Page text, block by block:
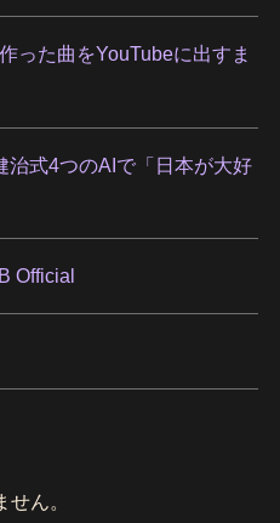
った曲をYouTubeに出すま
治式4つのAIで「日本が大好
Official
ん。